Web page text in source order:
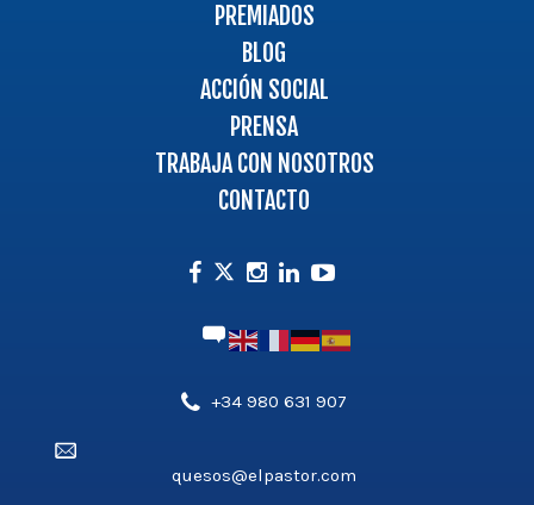
PREMIADOS
BLOG
ACCIÓN SOCIAL
PRENSA
TRABAJA CON NOSOTROS
CONTACTO
Facebook
TwitterInstagram
LinkedinYoutube
Teléfono',
>
+34 980 631 907
'aldea_v3');
quesos@elpastor.com